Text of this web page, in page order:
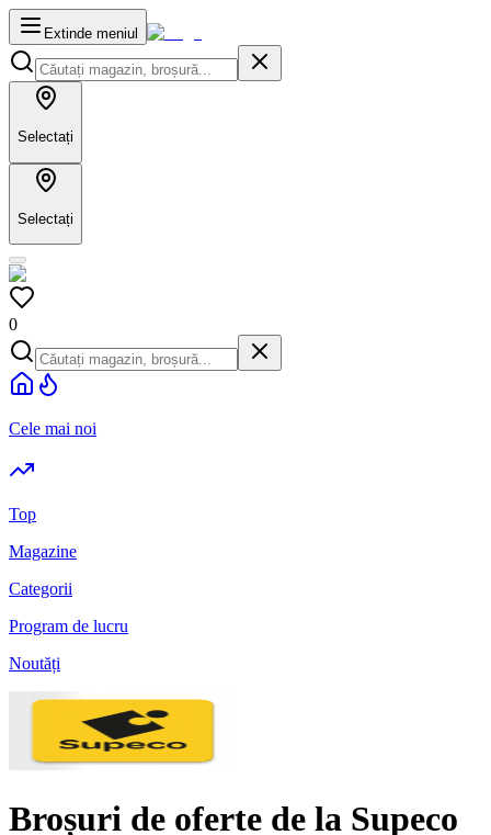
Extinde meniul
Selectați
Selectați
0
Cele mai noi
Top
Magazine
Categorii
Program de lucru
Noutăți
Broșuri de oferte de la Supeco